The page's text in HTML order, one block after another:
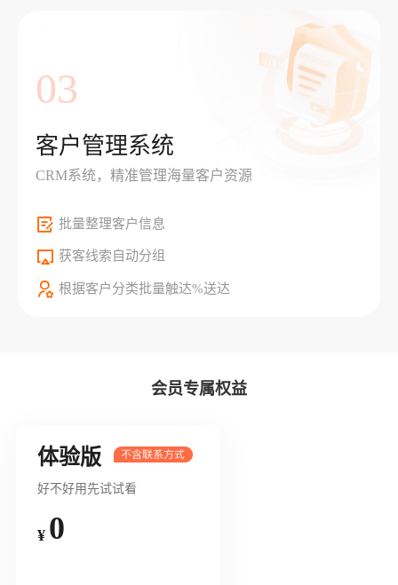
03
客户管理系统
CRM系统，精准管理海量客户资源
批量整理客户信息
获客线索自动分组
根据客户分类批量触达%送达
会员专属权益
体验版
好不好用先试试看
¥ 0